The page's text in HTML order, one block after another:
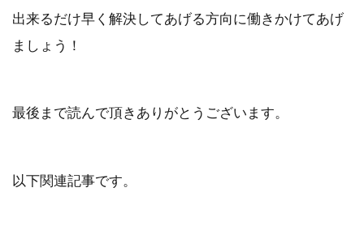
出来るだけ早く解決してあげる方向に働きかけてあげ
ましょう！
最後まで読んで頂きありがとうございます。
以下関連記事です。